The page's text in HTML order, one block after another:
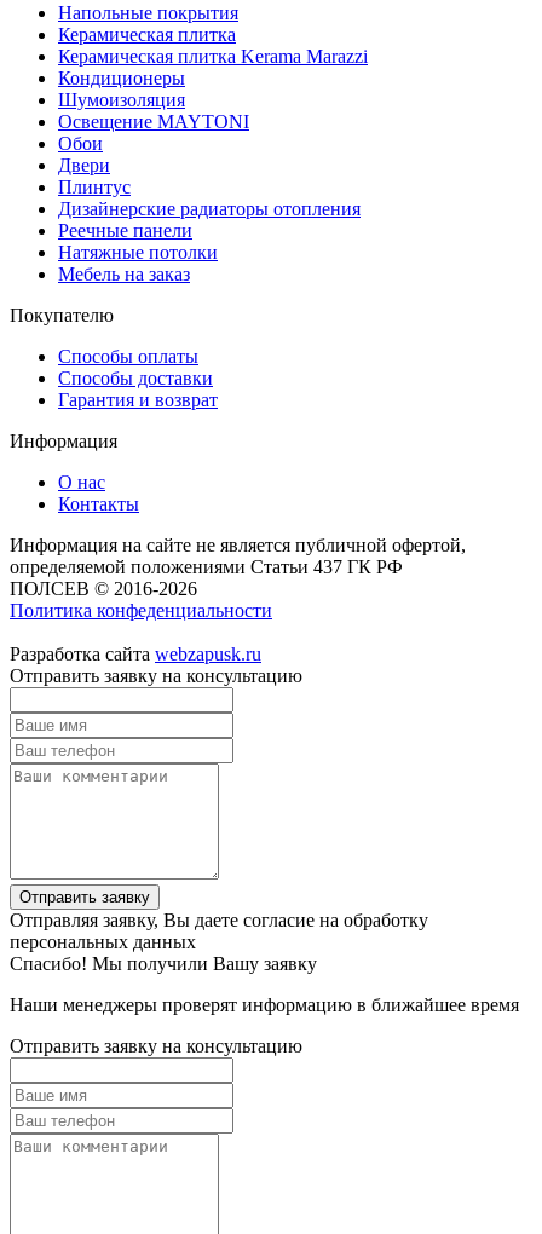
Напольные покрытия
Керамическая плитка
Керамическая плитка Kerama Marazzi
Кондиционеры
Шумоизоляция
Освещение MAYTONI
Обои
Двери
Плинтус
Дизайнерские радиаторы отопления
Реечные панели
Натяжные потолки
Мебель на заказ
Покупателю
Способы оплаты
Способы доставки
Гарантия и возврат
Информация
О нас
Контакты
Информация на сайте не является публичной офертой,
определяемой положениями Статьи 437 ГК РФ
ПОЛСЕВ © 2016-2026
Политика конфеденциальности
Разработка сайта webzapusk.ru
Отправить заявку на консультацию
Отправить заявку
Отправляя заявку, Вы даете согласие на обработку
персональных данных
Спасибо! Мы получили Вашу заявку
Наши менеджеры проверят информацию в ближайшее время
Отправить заявку на консультацию